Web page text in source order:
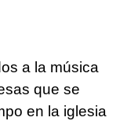
a la música
que se
en la iglesia